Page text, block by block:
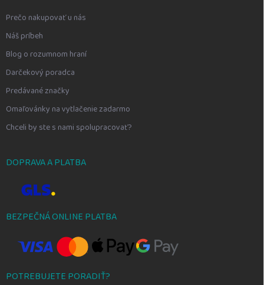
Prečo nakupovať u nás
Náš príbeh
Blog o rozumnom hraní
Darčekový poradca
Predávané značky
Omaľovánky na vytlačenie zadarmo
Chceli by ste s nami spolupracovať?
DOPRAVA A PLATBA
BEZPEČNÁ ONLINE PLATBA
POTREBUJETE PORADIŤ?